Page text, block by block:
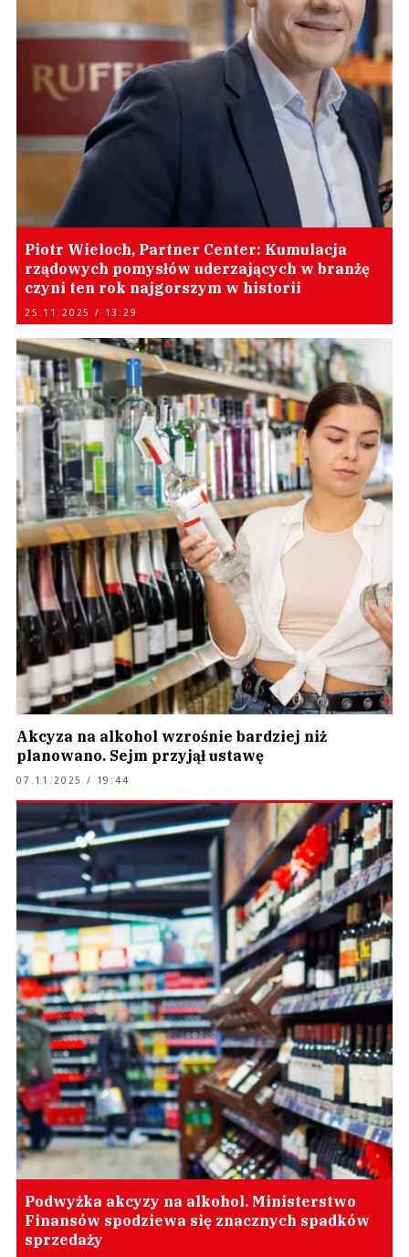
Piotr Wieloch, Partner Center: Kumulacja
rządowych pomysłów uderzających w branżę
czyni ten rok najgorszym w historii
25.11.2025 / 13:29
Akcyza na alkohol wzrośnie bardziej niż
planowano. Sejm przyjął ustawę
07.11.2025 / 19:44
Podwyżka akcyzy na alkohol. Ministerstwo
Finansów spodziewa się znacznych spadków
sprzedaży